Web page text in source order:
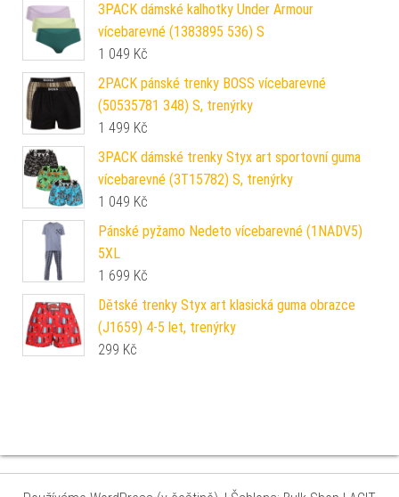
3PACK dámské kalhotky Under Armour
vícebarevné (1383895 536) S
1 049 Kč
2PACK pánské trenky BOSS vícebarevné
(50535781 348) S, trenýrky
1 499 Kč
3PACK dámské trenky Styx art sportovní guma
vícebarevné (3T15782) S, trenýrky
1 049 Kč
Pánské pyžamo Nedeto vícebarevné (1NADV5)
5XL
1 699 Kč
Dětské trenky Styx art klasická guma obrazce
(J1659) 4-5 let, trenýrky
299 Kč